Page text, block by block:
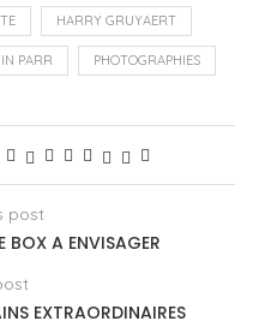
HARRY GRUYAERT
PARR PHOTOGRAPHIES
post
BOX A ENVISAGER
EXTRAORDINAIRES